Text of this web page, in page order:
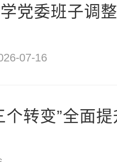
党委班子调
07-16
个转变”全面